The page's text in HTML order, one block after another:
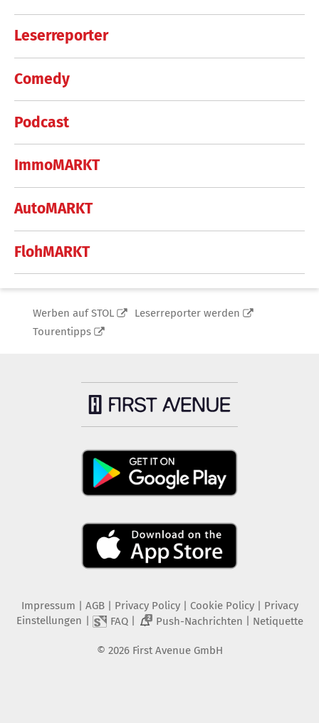
Leserreporter
Comedy
Podcast
ImmoMARKT
AutoMARKT
FlohMARKT
Werben auf STOL
Leserreporter werden
Tourentipps
Impressum AGB Privacy Policy| Cookie Policy| Privacy
Einstellungen
FAQ| 2 Push-Nachrichten Netiquette
© 2026 First Avenue GmbH